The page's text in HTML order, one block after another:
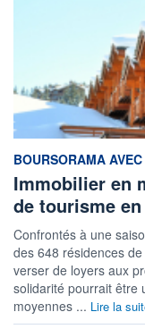
information fournie par
BOURSORAMA
Immobilier en
de tourisme
Confrontés à une
des 648 résidences
verser de loyers aux
solidarité pourrait être
moyennes ... Lire la